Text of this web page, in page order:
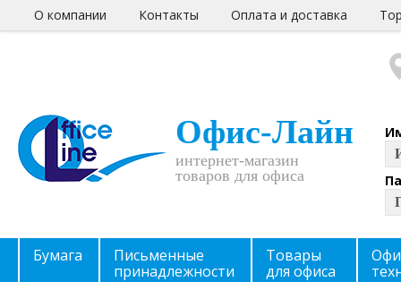
О компании Контакты Оплата и доставка
Офис-Лайн
интернет-магазин
товаров для офиса
Бумага
Письменные
принадлежности
Товары
для офиса